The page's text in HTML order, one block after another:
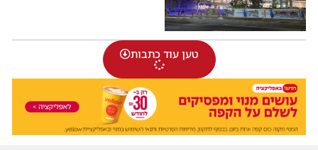
טען עוד כתבות